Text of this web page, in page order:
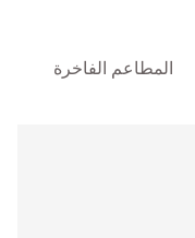
المطاعم الفاخرة